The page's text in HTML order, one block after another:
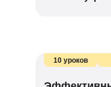
10 уроков